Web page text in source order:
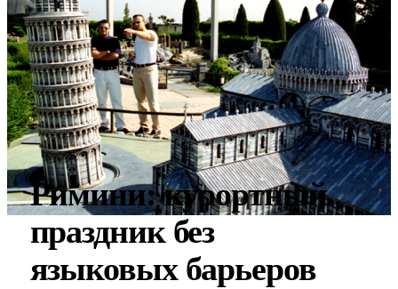
Римини: курортный
праздник без
языковых барьеров